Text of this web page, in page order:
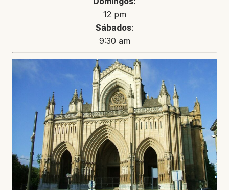
12 pm
Sábados:
9:30 am